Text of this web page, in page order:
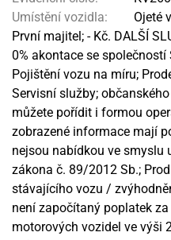
Umístění vozidla:
Ojeté
První majitel; - Kč. DALŠÍ
0% akontace se
Pojištění vozu na míru;
Servisní služby;
můžete pořídit i formou
zobrazené informace mají
nejsou nabídkou ve smyslu
zákona č. 89/2012 Sb.;
stávajícího vozu /
není započítaný poplatek
motorových vozidel ve výši